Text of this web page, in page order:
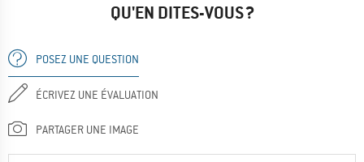
QU'EN DITES-VOUS ?
POSEZ UNE QUESTION
ÉCRIVEZ UNE ÉVALUATION
PARTAGER UNE IMAGE